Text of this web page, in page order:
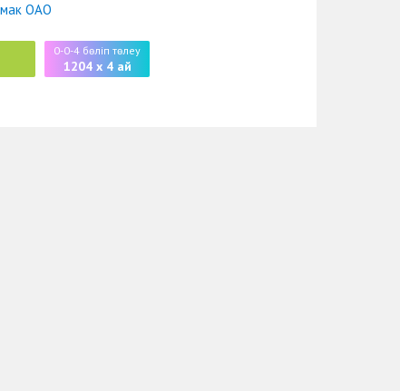
ОАО
0-0-4 бөліп төлеу
1204 x 4 ай